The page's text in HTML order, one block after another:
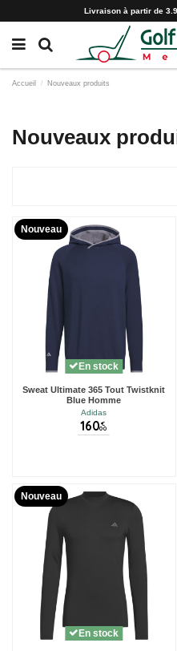
Livraison à partir de
Accueil Nouveaux produits
Nouveaux
Nouveau
En stock
Sweat Ultimate 365 Tout Twistknit
Blue Homme
Adidas
160 €
00
Nouveau
En stock
Paramètres des cookies